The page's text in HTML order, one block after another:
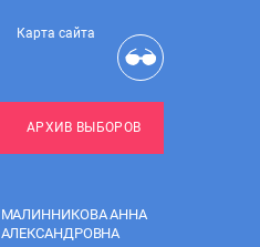
Карта сайта
АРХИВ ВЫБОРОВ
МАЛИННИКОВА АННА
АЛЕКСАНДРОВНА